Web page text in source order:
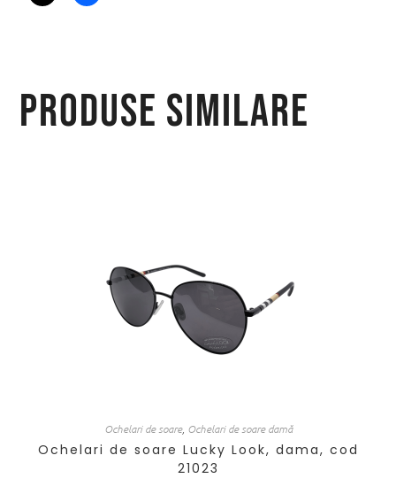
Produse similare
Ochelari de soare, Ochelari de soare damă
Ochelari de soare Lucky Look, dama, cod
21023